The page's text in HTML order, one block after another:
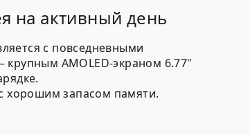
на активный день
с повседневными
AMOLED-экраном 6.77"
хорошим запасом памяти.